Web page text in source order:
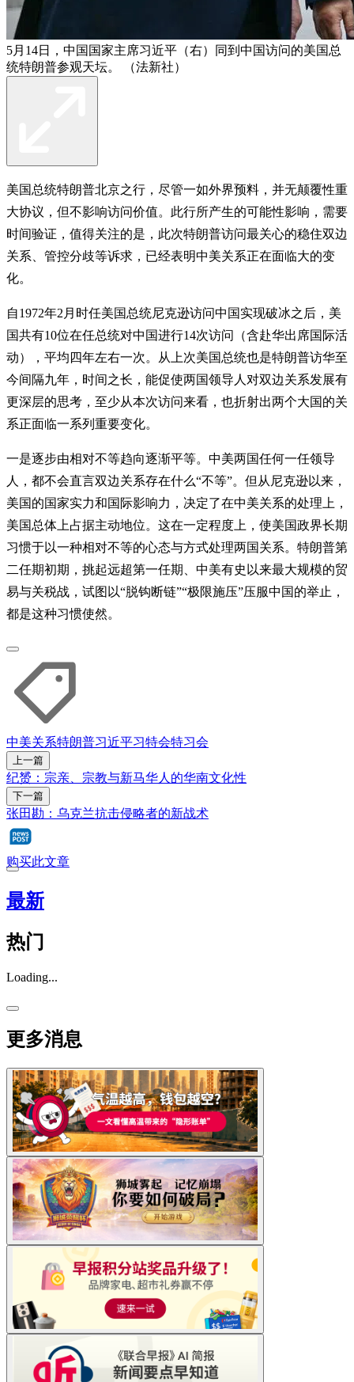
5月14日，中国国家主席习近平（右）同到中国访问的美国总
统特朗普参观天坛。 （法新社）
美国总统特朗普北京之行，尽管一如外界预料，并无颠覆性重
大协议，但不影响访问价值。此行所产生的可能性影响，需要
时间验证，值得关注的是，此次特朗普访问最关心的稳住双边
关系、管控分歧等诉求，已经表明中美关系正在面临大的变
化。
自1972年2月时任美国总统尼克逊访问中国实现破冰之后，美
国共有10位在任总统对中国进行14次访问（含赴华出席国际活
动），平均四年左右一次。从上次美国总统也是特朗普访华至
今间隔九年，时间之长，能促使两国领导人对双边关系发展有
更深层的思考，至少从本次访问来看，也折射出两个大国的关
系正面临一系列重要变化。
一是逐步由相对不等趋向逐渐平等。中美两国任何一任领导
人，都不会直言双边关系存在什么“不等”。但从尼克逊以来，
美国的国家实力和国际影响力，决定了在中美关系的处理上，
美国总体上占据主动地位。这在一定程度上，使美国政界长期
习惯于以一种相对不等的心态与方式处理两国关系。特朗普第
二任期初期，挑起远超第一任期、中美有史以来最大规模的贸
易与关税战，试图以“脱钩断链”“极限施压”压服中国的举止，
都是这种习惯使然。
中美关系特朗普习近平习特会特习会
上一篇
纪赟：宗亲、宗教与新马华人的华南文化性
下一篇
张田勘：乌克兰抗击侵略者的新战术
购买此文章
最新
热门
Loading...
更多消息